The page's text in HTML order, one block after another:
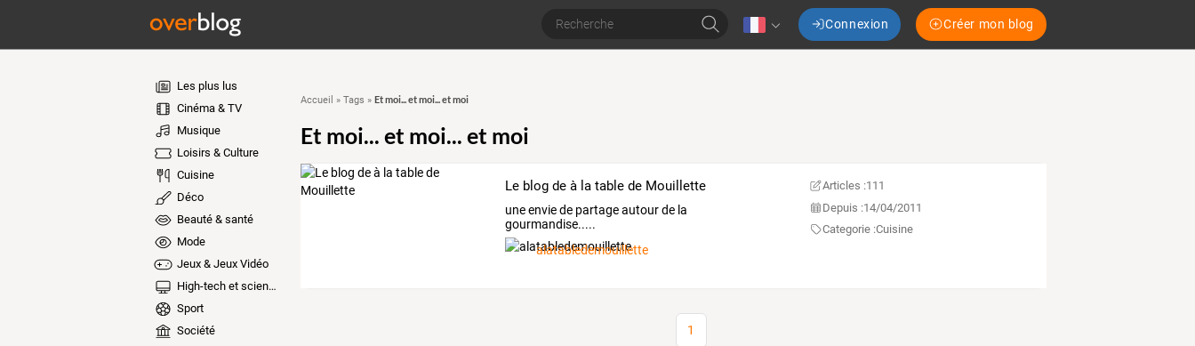
Connexion Créer mon blog
Les plus lus
Cinéma & TV
Musique
Loisirs & Culture
Cuisine
Déco
Beauté & santé
Mode
Jeux & Jeux Vidéo
High-tech et sciences
Sport
Société
Accueil » Tags » Et moi... et moi... et moi
Et moi... et moi... et moi
Le blog de à la table de Mouillette
une envie de partage autour de la
gourmandise.....
alatabledemouillette
Articles :111
Depuis :14/04/2011
Categorie :Cuisine
1